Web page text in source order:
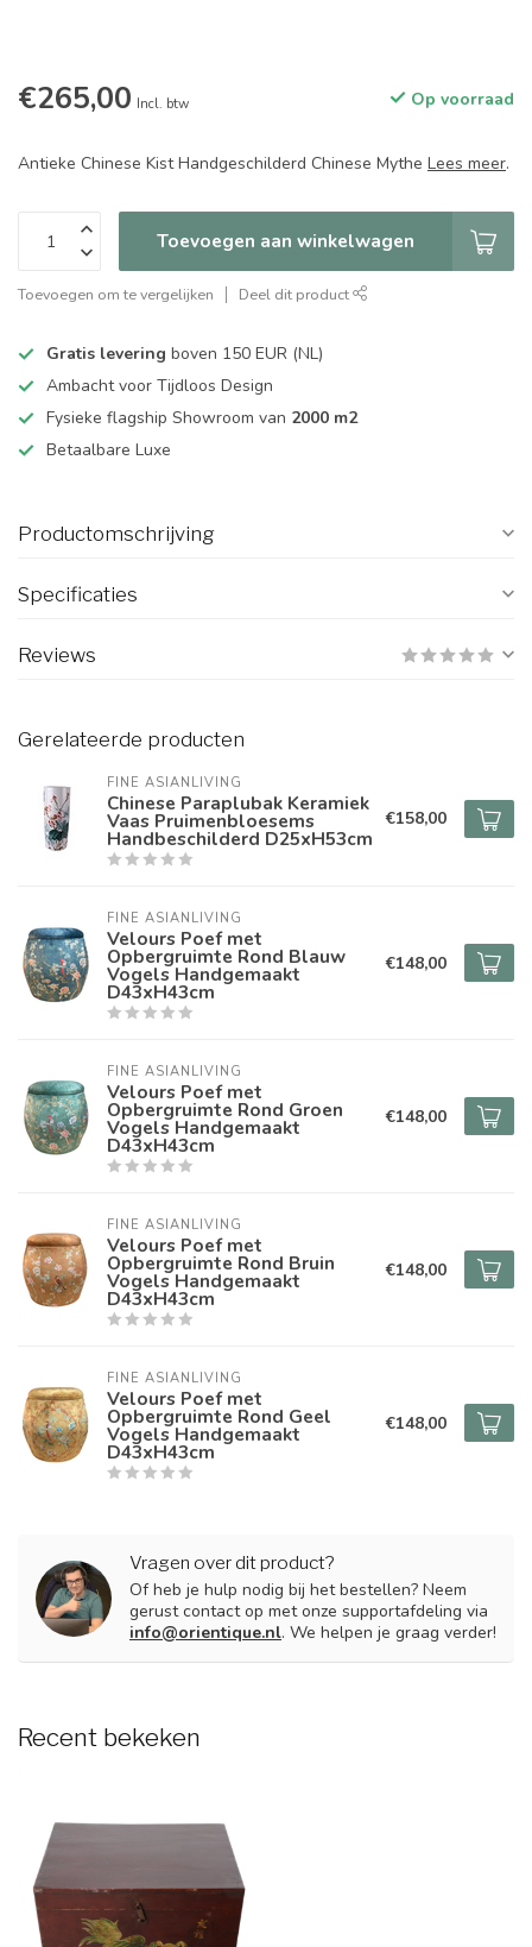
€265,00 Incl. btw Op voorraad
Antieke Chinese Kist Handgeschilderd Chinese Mythe Lees meer.
Toevoegen aan winkelwagen
Toevoegen om te vergelijken Deel dit product
Gratis levering boven 150 EUR (NL)
Ambacht voor Tijdloos Design
Fysieke flagship Showroom van 2000 m2
Betaalbare Luxe
Productomschrijving
Specificaties
Reviews
Gerelateerde producten
FINE ASIANLIVING
Chinese Paraplubak Keramiek
Vaas Pruimenbloesems
Handbeschilderd D25xH53cm
€158,00
FINE ASIANLIVING
Velours Poef met
Opbergruimte Rond Blauw
Vogels Handgemaakt
D43xH43cm
€148,00
FINE ASIANLIVING
Velours Poef met
Opbergruimte Rond Groen
Vogels Handgemaakt
D43xH43cm
€148,00
FINE ASIANLIVING
Velours Poef met
Opbergruimte Rond Bruin
Vogels Handgemaakt
D43xH43cm
€148,00
FINE ASIANLIVING
Velours Poef met
Opbergruimte Rond Geel
Vogels Handgemaakt
D43xH43cm
€148,00
Vragen over dit product?
Of heb je hulp nodig bij het bestellen? Neem
gerust contact op met onze supportafdeling via
info@orientique.nl. We helpen je graag verder!
Recent bekeken